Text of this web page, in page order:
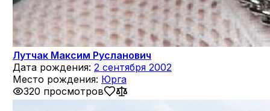
Лутчак Максим Русланович
Дата рождения: 2 сентября 2002
Место рождения: Юрга
320 просмотров